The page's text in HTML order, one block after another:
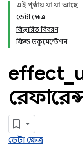
এই পৃষ্ঠায় যা যা আছে
ডেটা ক্ষেত্র
বিস্তারিত বিবরণ
ফিল্ড ডকুমেন্টেশন
effect
ডেটা ক্ষেত্র